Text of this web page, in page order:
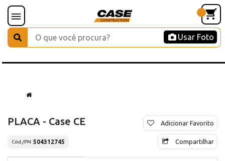
Usar Foto
PLACA - Case CE
Cód./PN 504312745
Adicionar Favorito
Compartilhar